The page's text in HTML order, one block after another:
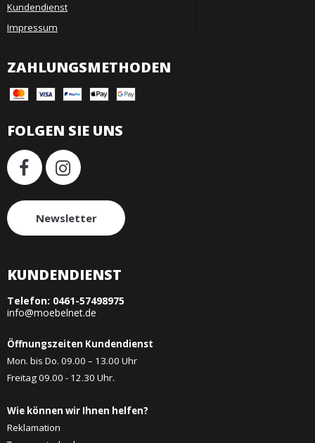
Kundendienst
Impressum
ZAHLUNGSMETHODEN
FOLGEN SIE UNS
Newsletter
KUNDENDIENST
Telefon: 0461-57498975
info@moebelnet.de
Öffnungszeiten Kundendienst
Mon. bis Do. 09.00 – 13.00 Uhr
Freitag 09.00 - 12.30 Uhr.
Wie können wir Ihnen helfen?
Reklamation